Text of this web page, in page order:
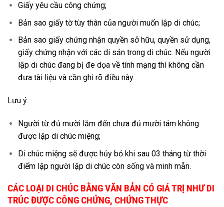
Giấy yêu cầu công chứng;
Bản sao giấy tờ tùy thân của người muốn lập di chúc;
Bản sao giấy chứng nhận quyền sở hữu, quyền sử dụng,
giấy chứng nhận với các di sản trong di chúc. Nếu người
lập di chúc đang bị đe dọa về tính mạng thì không cần
đưa tài liệu và cần ghi rõ điều này.
Lưu ý:
Người từ đủ mười lăm đến chưa đủ mười tám không
được lập di chúc miệng;
Di chúc miệng sẽ được hủy bỏ khi sau 03 tháng từ thời
điểm lập người lập di chúc còn sống và minh mẫn.
CÁC LOẠI DI CHÚC BẰNG VĂN BẢN CÓ GIÁ TRỊ NHƯ DI
TRÚC ĐƯỢC CÔNG CHỨNG, CHỨNG THỰC